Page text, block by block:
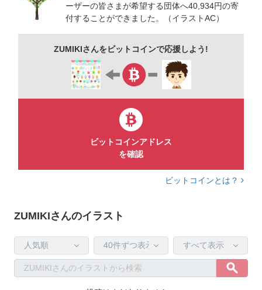
ーザーの皆さまが希望する団体へ40,934円の寄
付することができました。（イラストAC）
ZUMIKIさんをビットコインで応援しよう!
ビットコインアドレス
を確認
ビットコインとは？
ZUMIKIさんのイラスト